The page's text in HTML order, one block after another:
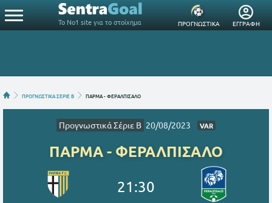
Το Νο1 site για το στοίχημα ΠΡΟΓΝΩΣΤΙΚΑ ΕΓΓΡΑΦΗ
ΠΡΟΓΝΩΣΤΙΚΑ ΣΕΡΙΕ B ΠΑΡΜΑ - ΦΕΡΑΛΠΙΣΑΛΟ
Προγνωστικά Σέριε B 20/08/2023 VAR
ΠΑΡΜΑ - ΦΕΡΑΛΠΙΣΑΛΟ
21:30